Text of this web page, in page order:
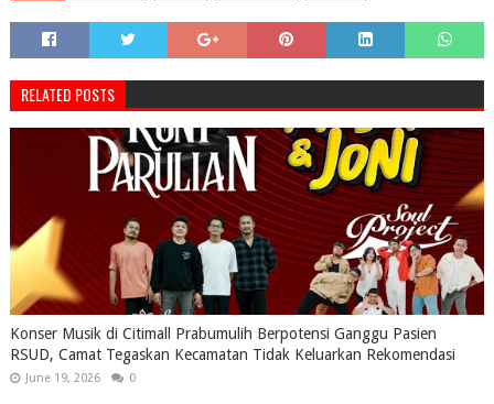
RELATED POSTS
Konser Musik di Citimall Prabumulih Berpotensi Ganggu Pasien
RSUD, Camat Tegaskan Kecamatan Tidak Keluarkan Rekomendasi
June 19, 2026 0